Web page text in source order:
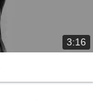
3:16